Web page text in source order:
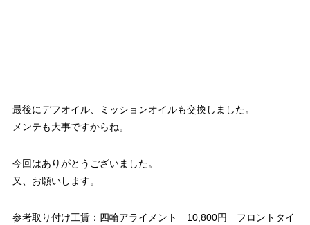
最後にデフオイル、ミッションオイルも交換しました。
メンテも大事ですからね。
今回はありがとうございました。
又、お願いします。
参考取り付け工賃：四輪アライメント 10,800円 フロントタイ